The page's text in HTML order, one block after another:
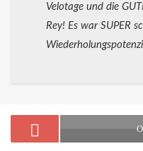
Velotage und die
Rey! Es war SUPER